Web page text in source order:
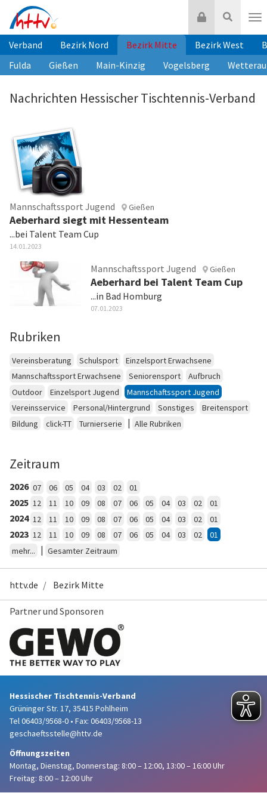
Inhalt
springen
Suche
Login
Verband Bezirk Nord Bezirk Mitte Bezirk West
Fulda
Gießen Main-Kinzig Vogelsberg Wetterau
Nachrichten Hessischer Tischtennis-Verband
Mannschaftssport Jugend Gießen
Aeberhard siegt mit Hessenteam
...bei Talent Team Cup
14.01.2023
Mannschaftssport Jugend Gießen
Aeberhard bei Talent Team Cup
...in Bad Homburg
07.01.2023
Rubriken
Vereinsberatung Schulsport
Einzelsport Erwachsene
Mannschaftssport Erwachsene
Seniorensport
Aufbruch
Outdoor
Einzelsport Jugend
Mannschaftssport Jugend
Vereinsservice
Personal/Hintergrund Sonstiges
Breitensport
Bildung
click-TT Turnierserie | Alle Rubriken
Zeitraum
2026 07 06 05 04 03 02 01
2025 12 11 10 09 08 07 06 05 04 03 02 01
2024 12 11 10 09 08 07 06 05 04 03 02 01
2023 12 11 10 09 08 07 06 05 04 03 02
01
mehr...
| Gesamter Zeitraum
httv.de Bezirk Mitte
Partner und Sponsoren
Hessischer Tischtennis-Verband
Grüninger Str. 17, 35415 Pohlheim
Tel 06403/9568-0 • Fax: 06403/9568-13
geschaeftsstelle@httv.de
Öffnungszeiten
Montag, Dienstag, Donnerstag: 8:00 – 12:00, 13:00 – 16:00 Uhr
Freitag: 8:00 – 12:00 Uhr